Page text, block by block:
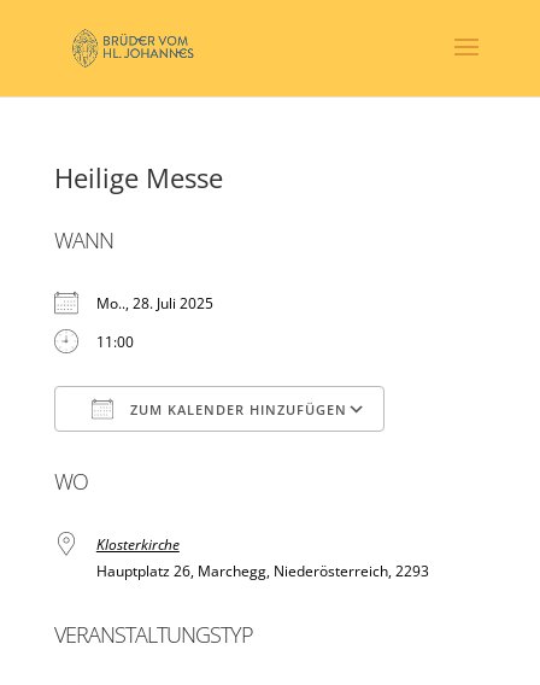
Heilige Messe
WANN
Mo.., 28. Juli 2025
11:00
ZUM KALENDER HINZUFÜGEN
WO
Klosterkirche
Hauptplatz 26, Marchegg, Niederösterreich, 2293
VERANSTALTUNGSTYP